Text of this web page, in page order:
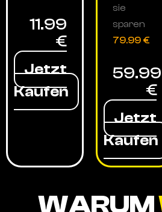
11.99
€
Jetzt
Kaufen
sie
sparen
79.99 €
59.99
€
Jetzt
Kaufen
WARUM